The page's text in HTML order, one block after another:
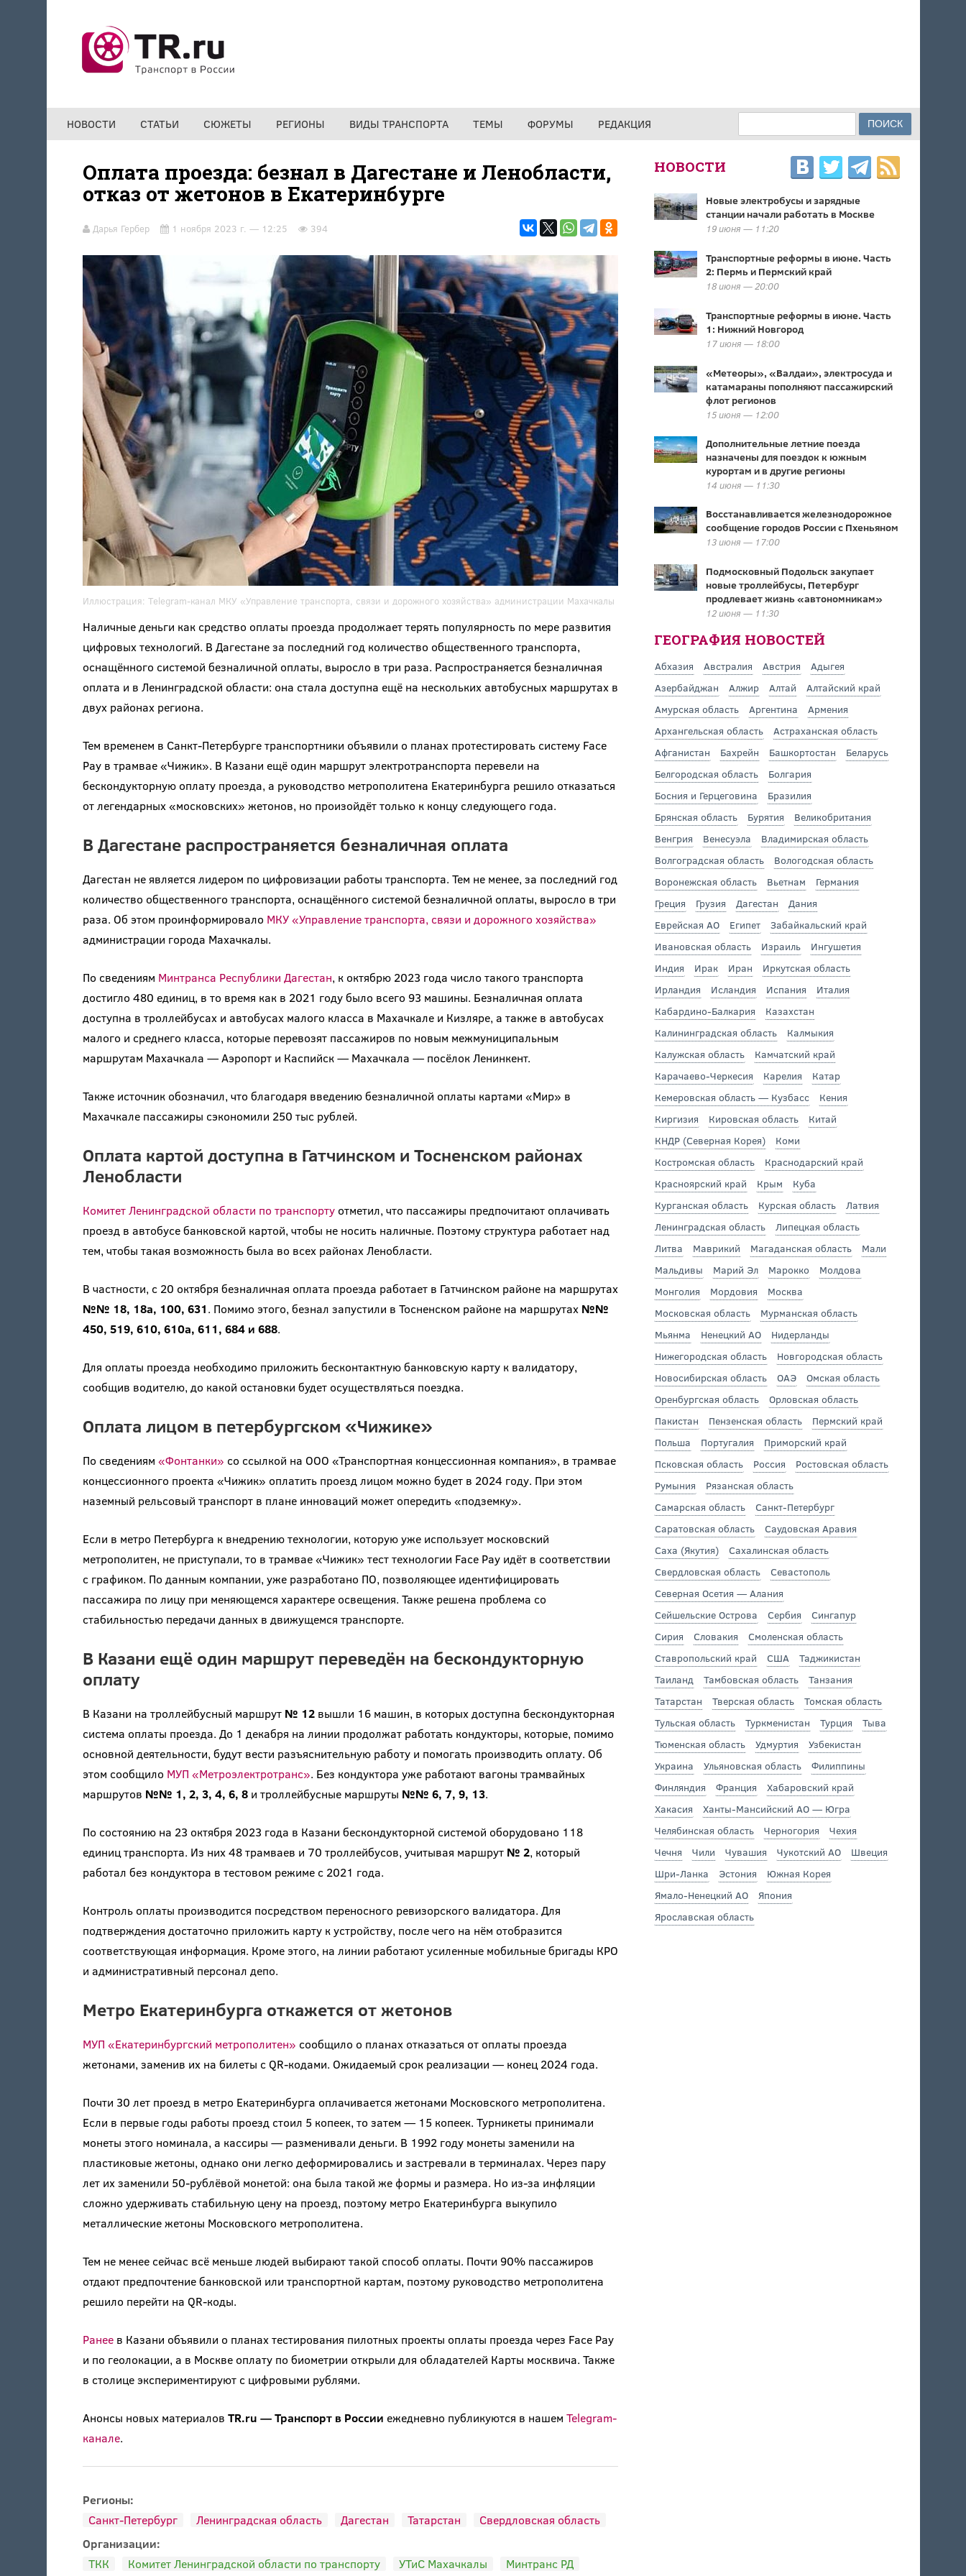
НОВОСТИ СТАТЬИ СЮЖЕТЫ РЕГИОНЫ ВИДЫ ТРАНСПОРТА ТЕМЫ ФОРУМЫ РЕДАКЦИЯ ФОРМА ПОИСКА
Оплата проезда: безнал в Дагестане и Ленобласти,
отказ от жетонов в Екатеринбурге
Дарья Гербер 1 ноября 2023 г. — 12:25 394
Иллюстрация: Telegram-канал МКУ «Управление транспорта, связи и дорожного хозяйства» администрации Махачкалы
Наличные деньги как средство оплаты проезда продолжает терять популярность по мере развития
цифровых технологий. В Дагестане за последний год количество общественного транспорта,
оснащённого системой безналичной оплаты, выросло в три раза. Распространяется безналичная
оплата и в Ленинградской области: она стала доступна ещё на нескольких автобусных маршрутах в
двух районах региона.
Тем временем в Санкт-Петербурге транспортники объявили о планах протестировать систему Face
Pay в трамвае «Чижик». В Казани ещё один маршрут электротранспорта перевели на
бескондукторную оплату проезда, а руководство метрополитена Екатеринбурга решило отказаться
от легендарных «московских» жетонов, но произойдёт только к концу следующего года.
В Дагестане распространяется безналичная оплата
Дагестан не является лидером по цифровизации работы транспорта. Тем не менее, за последний год
количество общественного транспорта, оснащённого системой безналичной оплаты, выросло в три
раза. Об этом проинформировало МКУ «Управление транспорта, связи и дорожного хозяйства»
администрации города Махачкалы.
По сведениям Минтранса Республики Дагестан, к октябрю 2023 года число такого транспорта
достигло 480 единиц, в то время как в 2021 году было всего 93 машины. Безналичная оплата
доступна в троллейбусах и автобусах малого класса в Махачкале и Кизляре, а также в автобусах
малого и среднего класса, которые перевозят пассажиров по новым межмуниципальным
маршрутам Махачкала — Аэропорт и Каспийск — Махачкала — посёлок Ленинкент.
Также источник обозначил, что благодаря введению безналичной оплаты картами «Мир» в
Махачкале пассажиры сэкономили 250 тыс рублей.
Оплата картой доступна в Гатчинском и Тосненском районах
Ленобласти
Комитет Ленинградской области по транспортуотметил, что пассажиры предпочитают оплачивать
проезд в автобусе банковской картой, чтобы не носить наличные. Поэтому структура работает над
тем, чтобы такая возможность была во всех районах Ленобласти.
В частности, с 20 октября безналичная оплата проезда работает в Гатчинском районе на маршрутах
№№ 18, 18а, 100, 631. Помимо этого, безнал запустили в Тосненском районе на маршрутах №№
450, 519, 610, 610а, 611, 684 и 688.
Для оплаты проезда необходимо приложить бесконтактную банковскую карту к валидатору,
сообщив водителю, до какой остановки будет осуществляться поездка.
Оплата лицом в петербургском «Чижике»
По сведениям «Фонтанки» со ссылкой на ООО «Транспортная концессионная компания», в трамвае
концессионного проекта «Чижик» оплатить проезд лицом можно будет в 2024 году. При этом
наземный рельсовый транспорт в плане инноваций может опередить «подземку».
Если в метро Петербурга к внедрению технологии, которую уже использует московский
метрополитен, не приступали, то в трамвае «Чижик» тест технологии Face Pay идёт в соответствии
с графиком. По данным компании, уже разработано ПО, позволяющее идентифицировать
пассажира по лицу при меняющемся характере освещения. Также решена проблема со
стабильностью передачи данных в движущемся транспорте.
В Казани ещё один маршрут переведён на бескондукторную
оплату
В Казани на троллейбусный маршрут № 12вышли 16 машин, в которых доступна бескондукторная
система оплаты проезда. До 1 декабря на линии продолжат работать кондукторы, которые, помимо
основной деятельности, будут вести разъяснительную работу и помогать производить оплату. Об
этом сообщило МУП «Метроэлектротранс». Без кондуктора уже работают вагоны трамвайных
маршрутов №№ 1, 2, 3, 4, 6, 8и троллейбусные маршруты №№ 6, 7, 9, 13.
По состоянию на 23 октября 2023 года в Казани бескондукторной системой оборудовано 118
единиц транспорта. Из них 48 трамваев и 70 троллейбусов, учитывая маршрут № 2, который
работал без кондуктора в тестовом режиме с 2021 года.
Контроль оплаты производится посредством переносного ревизорского валидатора. Для
подтверждения достаточно приложить карту к устройству, после чего на нём отобразится
соответствующая информация. Кроме этого, на линии работают усиленные мобильные бригады КРО
и административный персонал депо.
Метро Екатеринбурга откажется от жетонов
МУП «Екатеринбургский метрополитен» сообщило о планах отказаться от оплаты проезда
жетонами, заменив их на билеты с QR-кодами. Ожидаемый срок реализации — конец 2024 года.
Почти 30 лет проезд в метро Екатеринбурга оплачивается жетонами Московского метрополитена.
Если в первые годы работы проезд стоил 5 копеек, то затем — 15 копеек. Турникеты принимали
монеты этого номинала, а кассиры — разменивали деньги. В 1992 году монеты заменили на
пластиковые жетоны, однако они легко деформировались и застревали в терминалах. Через пару
лет их заменили 50-рублёвой монетой: она была такой же формы и размера. Но из-за инфляции
сложно удерживать стабильную цену на проезд, поэтому метро Екатеринбурга выкупило
металлические жетоны Московского метрополитена.
Тем не менее сейчас всё меньше людей выбирают такой способ оплаты. Почти 90% пассажиров
отдают предпочтение банковской или транспортной картам, поэтому руководство метрополитена
решило перейти на QR-коды.
Ранеев Казани объявили о планах тестирования пилотных проекты оплаты проезда через Face Pay
и по геолокации, а в Москве оплату по биометрии открыли для обладателей Карты москвича. Также
в столице экспериментируют с цифровыми рублями.
Анонсы новых материалов TR.ru — Транспорт в России ежедневно публикуются в нашем Telegram-
канале.
Регионы:
Санкт-Петербург
Ленинградская область Дагестан Татарстан
Свердловская область
Организации:
ТКК
Комитет Ленинградской области по транспорту УТиС Махачкалы Минтранс РД
НОВОСТИ
Новые электробусы и зарядные
станции начали работать в Москве
19 июня — 11:20
Транспортные реформы в июне. Часть
2: Пермь и Пермский край
18 июня — 20:00
Транспортные реформы в июне. Часть
1: Нижний Новгород
17 июня — 18:00
«Метеоры», «Валдаи», электросуда и
катамараны пополняют пассажирский
флот регионов
15 июня — 12:00
Дополнительные летние поезда
назначены для поездок к южным
курортам и в другие регионы
14 июня — 11:30
Восстанавливается железнодорожное
сообщение городов России с Пхеньяном
13 июня — 17:00
Подмосковный Подольск закупает
новые троллейбусы, Петербург
продлевает жизнь «автономникам»
12 июня — 11:30
ГЕОГРАФИЯ НОВОСТЕЙ
Абхазия Австралия Австрия
Адыгея
Азербайджан
Алжир Алтай
Алтайский край
Амурская область
Аргентина
Армения
Архангельская область
Астраханская область
Афганистан
Бахрейн Башкортостан
Беларусь
Белгородская область
Болгария
Босния и Герцеговина
Бразилия
Брянская область
Бурятия
Великобритания
Венгрия
Венесуэла
Владимирская область
Волгоградская область
Вологодская область
Воронежская область
Вьетнам
Германия
Греция
Грузия Дагестан
Дания
Еврейская АО
Египет
Забайкальский край
Ивановская область
Израиль
Ингушетия
Индия
Ирак Иран
Иркутская область
Ирландия
Исландия Испания
Италия
Кабардино-Балкария
Казахстан
Калининградская область
Калмыкия
Калужская область
Камчатский край
Карачаево-Черкесия
Карелия
Катар
Кемеровская область — Кузбасс
Кения
Киргизия
Кировская область
Китай
КНДР (Северная Корея)
Коми
Костромская область
Краснодарский край
Красноярский край
Крым
Куба
Курганская область
Курская область
Латвия
Ленинградская область
Липецкая область
Литва
Маврикий Магаданская область
Мали
Мальдивы
Марий Эл Марокко
Молдова
Монголия
Мордовия
Москва
Московская область
Мурманская область
Мьянма
Ненецкий АО
Нидерланды
Нижегородская область
Новгородская область
Новосибирская область
ОАЭ
Омская область
Оренбургская область
Орловская область
Пакистан
Пензенская область
Пермский край
Польша
Португалия
Приморский край
Псковская область
Россия
Ростовская область
Румыния
Рязанская область
Самарская область
Санкт-Петербург
Саратовская область
Саудовская Аравия
Саха (Якутия)
Сахалинская область
Свердловская область
Севастополь
Северная Осетия — Алания
Сейшельские Острова
Сербия
Сингапур
Сирия
Словакия
Смоленская область
Ставропольский край
США
Таджикистан
Таиланд
Тамбовская область
Танзания
Татарстан
Тверская область
Томская область
Тульская область
Туркменистан Турция
Тыва
Тюменская область
Удмуртия
Узбекистан
Украина
Ульяновская область
Филиппины
Финляндия
Франция
Хабаровский край
Хакасия
Ханты-Мансийский АО — Югра
Челябинская область
Черногория
Чехия
Чечня
Чили Чувашия Чукотский АО
Швеция
Шри-Ланка
Эстония
Южная Корея
Ямало-Ненецкий АО
Япония
Ярославская область